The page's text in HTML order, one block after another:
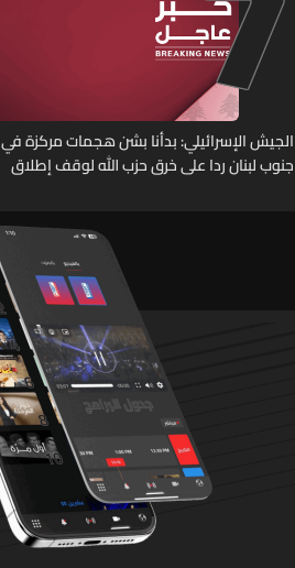
الجيش الإسرائيلي: بدأنا بشن هجمات مركزة في
جنوب لبنان ردا على خرق حزب الله لوقف إطلاق